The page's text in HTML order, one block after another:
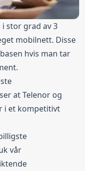
stor grad av 3
mobilnett. Disse
hvis man tar
at Telenor og
i et kompetitivt
vår